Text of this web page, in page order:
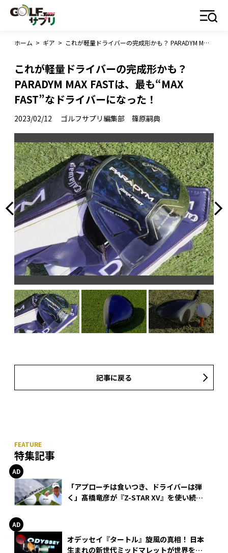
ホーム > ギア > これが軽量ドライバーの完成形かも？ PARADYM MAX FASTは、最も“MAX FAST”なドライバーになった！
これが軽量ドライバーの完成形かも？
PARADYM MAX FASTは、最も“MAX
FAST”なドライバーになった！
2023/02/12 ゴルフサプリ編集部 篠原嗣典
記事に戻る
特集記事
「アプローチは食いつき、ドライバーは弾
く」髙橋竜彦が『Z-STAR XV』を使い続け
オデッセイ『タートル』旋風の真相！ 日本
生まれの新世代ミッドマレットが世界を席